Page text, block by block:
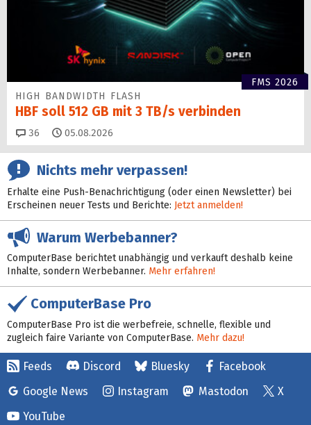
FMS 2026
HIGH BANDWIDTH FLASH
HBF soll 512 GB mit 3 TB/s verbinden
36 Kommentare
05.08.2026
Nichts mehr verpassen!
Erhalte eine Push-Benachrichtigung (oder einen Newsletter) bei
Erscheinen neuer Tests und Berichte: Jetzt anmelden!
Warum Werbebanner?
ComputerBase berichtet unabhängig und verkauft deshalb keine
Inhalte, sondern Werbebanner. Mehr erfahren!
ComputerBase Pro
ComputerBase Pro ist die werbefreie, schnelle, flexible und
zugleich faire Variante von ComputerBase. Mehr dazu!
Feeds Discord Bluesky
Facebook
Google News
Instagram Mastodon
X
YouTube